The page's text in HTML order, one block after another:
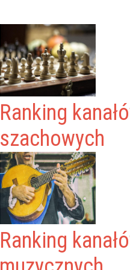
Ranking
szachowych
Ranking